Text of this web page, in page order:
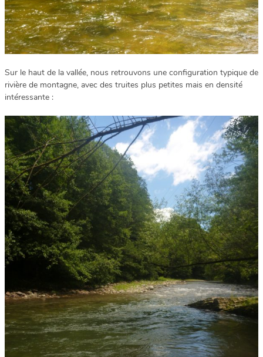
Sur le haut de la vallée, nous retrouvons une configuration typique de
rivière de montagne, avec des truites plus petites mais en densité
intéressante :